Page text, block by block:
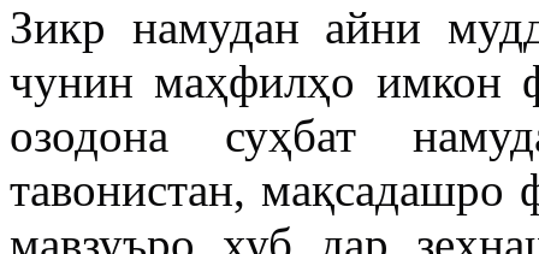
Зикр намудан айни
чунин маҳфилҳо имкон
озодона суҳбат
тавонистан, мақсадашро